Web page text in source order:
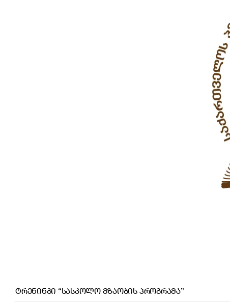
ᲢᲠᲔᲜᲘᲜᲒᲘ “ᲡᲐᲡᲙᲝᲚᲝ ᲛᲖᲐᲝᲑᲘᲡ ᲞᲠᲝᲒᲠᲐᲛᲐ”